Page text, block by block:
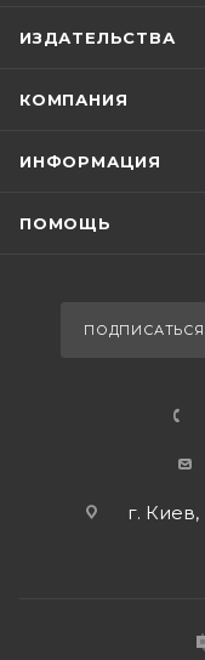
ИЗДАТЕЛЬСТВА
КОМПАНИЯ
ИНФОРМАЦИЯ
ПОМОЩЬ
г.